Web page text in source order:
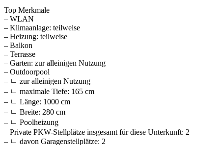
Top Merkmale
– WLAN
– Klimaanlage: teilweise
– Heizung: teilweise
– Balkon
– Terrasse
– Garten: zur alleinigen Nutzung
– Outdoorpool
– ㄴ zur alleinigen Nutzung
– ㄴ maximale Tiefe: 165 cm
– ㄴ Länge: 1000 cm
– ㄴ Breite: 280 cm
– ㄴ Poolheizung
– Private PKW-Stellplätze insgesamt für diese Unterkunft: 2
– ㄴ davon Garagenstellplätze: 2